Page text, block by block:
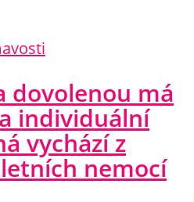
dovolenou má
individuální
vychází z
nemocí